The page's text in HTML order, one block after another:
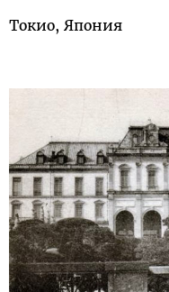
Токио, Япония